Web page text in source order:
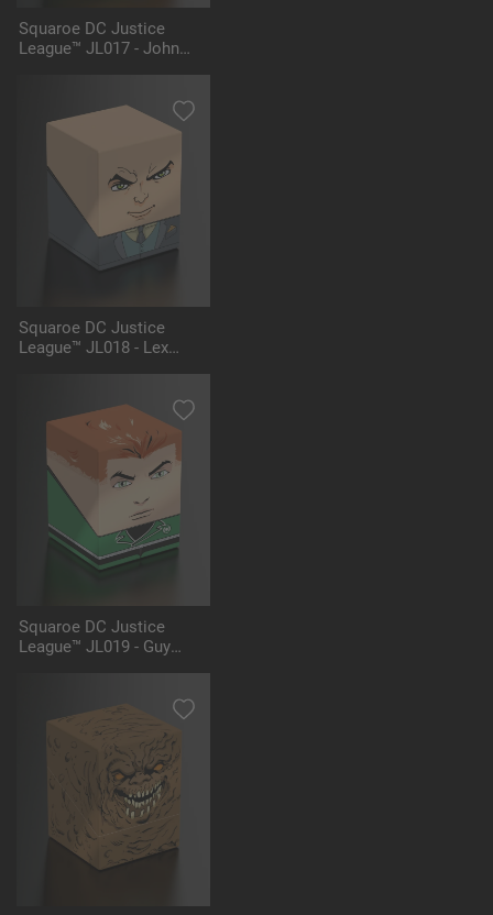
Squaroe DC Justice
League™ JL017 - John
Squaroe DC Justice
League™ JL018 - Lex
Squaroe DC Justice
League™ JL019 - Guy